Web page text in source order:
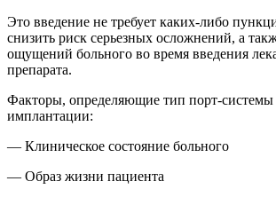
Это введение не требует каких-либо
снизить риск серьезных осложнений, а
ощущений больного во время введения
препарата.
Факторы, определяющие тип порт-системы
имплантации:
— Клиническое состояние больного
— Образ жизни пациента